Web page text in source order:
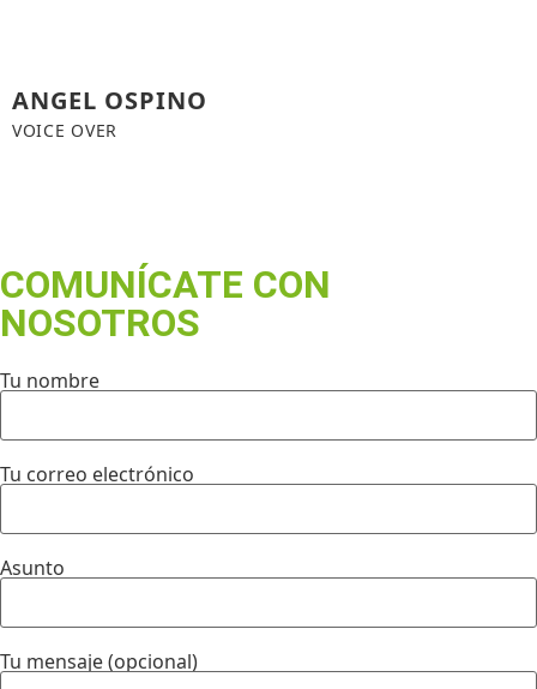
ANGEL OSPINO
VOICE OVER
COMUNÍCATE CON
NOSOTROS
Tu nombre
Tu correo electrónico
Asunto
Tu mensaje (opcional)